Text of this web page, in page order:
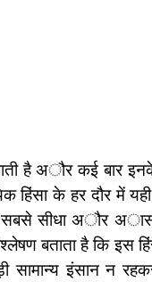
है अौर कई बार
हिंसा के हर दौर में
सबसे सीधा अौर
बताता है कि इस
सामान्य इंसान न